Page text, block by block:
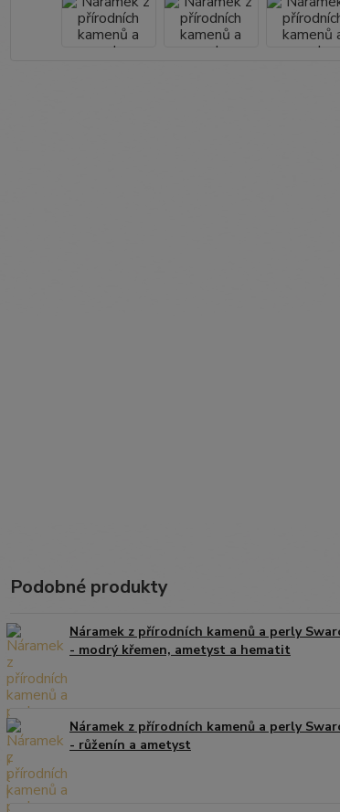
Podobné produkty
Náramek z přírodních kamenů a perly
- modrý křemen, ametyst a hematit
Náramek z přírodních kamenů a perly
- růženín a ametyst